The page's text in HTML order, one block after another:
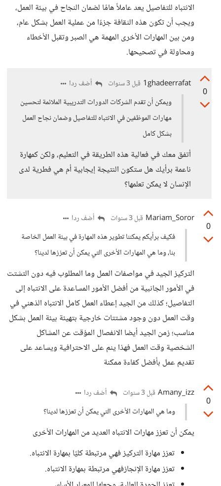
الانتباه للتفاصيل يعد عاملاً هامًا لضمان النجاح في بيئة العمل،
ويجب أن تكون هذه الثقافة جزءًا من عملية العمل بشكل عام،
ومن بين المهارات الأخرى المهمة هي الصبر وتقبل الأخطاء
ومحاولة في تصحيحها.
0
1ghadeerrafat قبل 3 سنوات
أضف ردا
ويمكن أن تقدم الشركات الدورات التدريبية الملائمة لتحسين
مهارات الموظفين في الانتباه للتفاصيل وضمان نجاح العمل
بشكل كامل
أتفق معك في فعالية هذه الطريقة في التعليم، ولكن كمهارة
ناعمة برأيك هل ستكون النتيجة إيجابية أم هي فطرية لدى
الإنسان لا يمكن تعلمها؟
0
Mariam_Soror قبل 3 سنوات
أضف ردا
فكيف برأيكم يمكننا تطوير هذه المهارة في بيئة العمل الخاصة
بنا، وما هي المهارات الأخرى التي يمكن أن تعززها لدينا؟
التركيز الجيد في مواصفات العمل وما المطلوب فيه دون التشتت
في الأمور الجانبية من أفضل الأمور المساعدة على الانتباه إلى
التفاصيل؛ كذلك من الجيد إعطاء العمل كامل الانتباه الذهني في
وقت العمل دون وجود مشتتات خارجية بتهيئة بيئة العمل بشكل
مناسب؛ زمن الجيد أيضا الانفصال المؤقت عن المشاكل
الشخصية وقت العمل فهذا ينم على الاحترافية ويساعد على
تقديم عمل بأفضل كفاءة ممكنة
0
Amany_izz قبل 3 سنوات
أضف ردا
وما هي المهارات الأخرى التي يمكن أن تعززها لدينا؟
يمكن أن تعزز مهارات الانتباه العديد من المهارات الأخرى
تعزز مهارة التركيز فهي مرتبطة كليًا بمهارة الانتباه.
تعزز مهارة الإنجازفهي مرتبطة بمهارة الانتباه.